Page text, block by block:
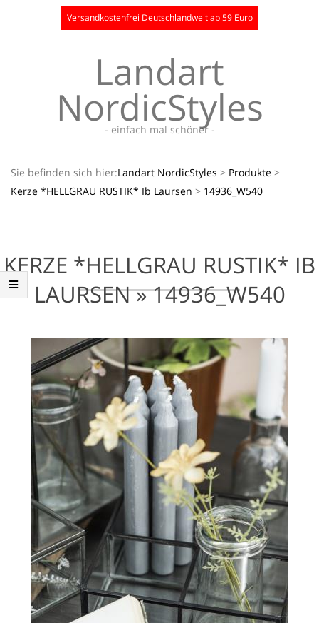
Versandkostenfrei Deutschlandweit ab 59 Euro
Landart
NordicStyles
- einfach mal schöner -
Navigation
Menu
Sie befinden sich hier:Landart NordicStyles > Produkte >
Kerze *HELLGRAU RUSTIK* Ib Laursen > 14936_W540
KERZE *HELLGRAU RUSTIK* IB
LAURSEN »14936_W540